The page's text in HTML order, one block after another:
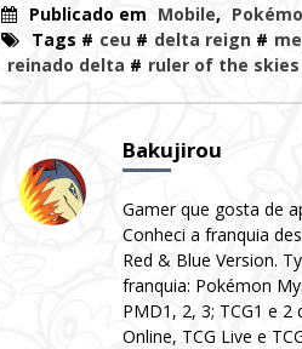
Publicado em Mobile,
Tags # ceu # delta reign #
reinado delta # ruler of the skies
Bakujirou
Gamer que gosta de
Conheci a franquia
Red & Blue Version.
franquia: Pokémon
PMD1, 2, 3; TCG1 e 2
Online, TCG Live e